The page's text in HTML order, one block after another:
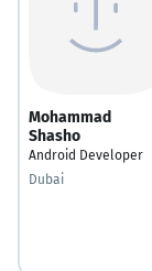
Mohammad
Shasho
Android Developer
Dubai